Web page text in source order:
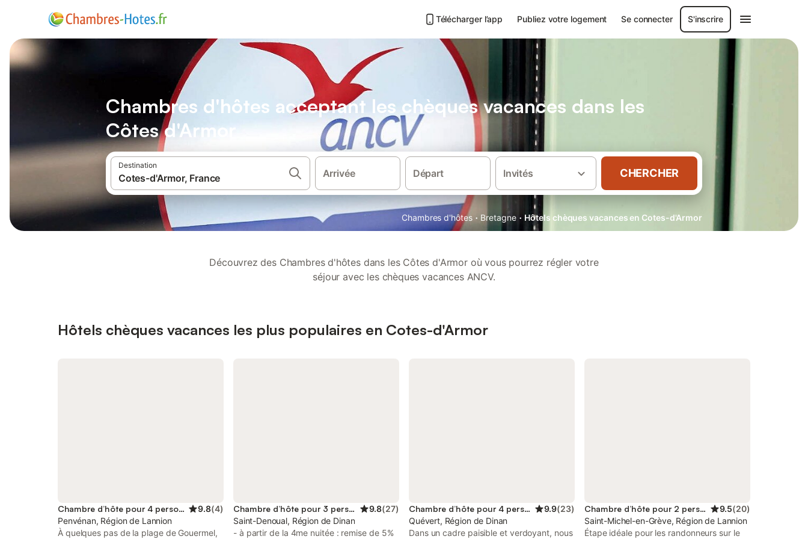
Télécharger l’app Publiez votre logement Se connecter S'inscrire
Chambres d'hôtes acceptant les chèques vacances dans les
Côtes d'Armor
Destination
Arrivée Départ Invités CHERCHER
Chambres d'hôtes · Bretagne · Hôtels chèques vacances en Cotes-d'Armor
Découvrez des Chambres d'hôtes dans les Côtes d'Armor où vous pourrez régler votre
séjour avec les chèques vacances ANCV.
Hôtels chèques vacances les plus populaires en Cotes-d'Armor
Chambre d’hôte pour 4 personnes 9.8(4)
Penvénan, Région de Lannion
À quelques pas de la plage de Gouermel,
Chambre d’hôte pour 3 personnes 9.8(27)
Saint-Denoual, Région de Dinan
- à partir de la 4me nuitée : remise de 5%
Chambre d’hôte pour 4 personnes 9.9(23)
Quévert, Région de Dinan
Dans un cadre paisible et verdoyant, nous
Chambre d’hôte pour 2 personnes 9.5(20)
Saint-Michel-en-Grève, Région de Lannion
Étape idéale pour les randonneurs sur le